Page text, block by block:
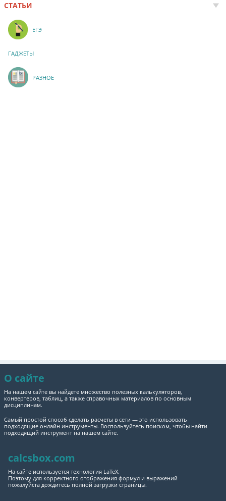
СТАТЬИ
ЕГЭ
ГАДЖЕТЫ
РАЗНОЕ
О сайте
На нашем сайте вы найдете множество полезных калькуляторов,
конвертеров, таблиц, а также справочных материалов по основным
дисциплинам.
Самый простой способ сделать расчеты в сети — это использовать
подходящие онлайн инструменты. Воспользуйтесь поиском, чтобы найти
подходящий инструмент на нашем сайте.
calcsbox.com
На сайте используется технология LaTeX.
Поэтому для корректного отображения формул и выражений
пожалуйста дождитесь полной загрузки страницы.